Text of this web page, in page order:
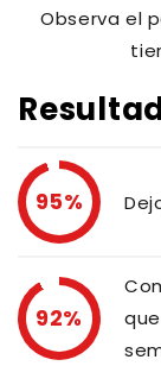
Observa el
95%
92%